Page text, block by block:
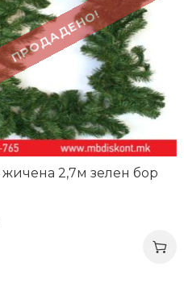
ПРОДАДЕНО!
жичена 2,7м зелен бор